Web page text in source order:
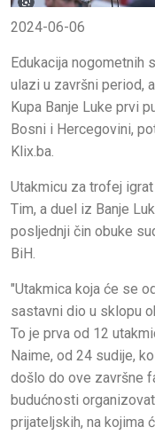
2024-06-06
Edukacija nogometnih
ulazi u završni period,
Kupa Banje Luke prvi
Bosni i Hercegovini,
Klix.ba.
Utakmicu za trofej
Tim, a duel iz Banje
posljednji čin obuke
BiH.
"Utakmica koja će se
sastavni dio u sklopu
To je prva od 12
Naime, od 24 sudije,
došlo do ove završne
budućnosti
prijateljskih, na kojima